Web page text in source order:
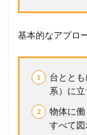
た
円
り
3
メ
ン
基本的なアプロ
台とと
系）に立
物体に
すべて図